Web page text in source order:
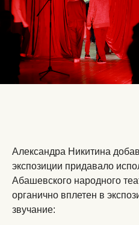
Александра Никитина
экспозиции придавало
Абашевского народного
органично вплетен в
звучание: